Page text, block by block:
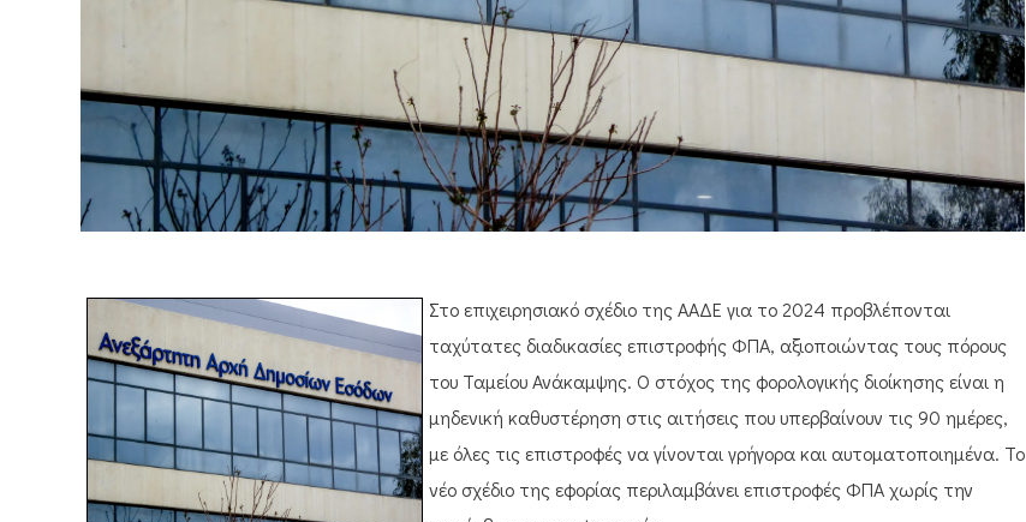
Στο επιχειρησιακό σχέδιο της ΑΑΔΕ για το 2024 προβλέπονται
ταχύτατες διαδικασίες επιστροφής ΦΠΑ, αξιοποιώντας τους πόρους
του Ταμείου Ανάκαμψης. Ο στόχος της φορολογικής διοίκησης είναι η
μηδενική καθυστέρηση στις αιτήσεις που υπερβαίνουν τις 90 ημέρες,
με όλες τις επιστροφές να γίνονται γρήγορα και αυτοματοποιημένα. Το
νέο σχέδιο της εφορίας περιλαμβάνει επιστροφές ΦΠΑ χωρίς την